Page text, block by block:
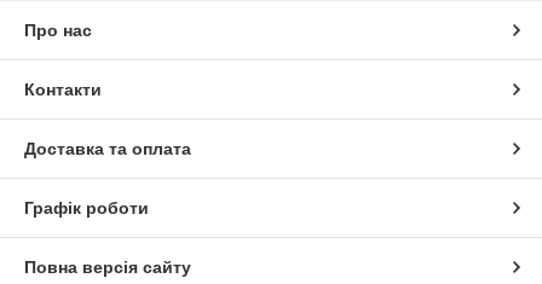
Про нас
Контакти
Доставка та оплата
Графік роботи
Повна версія сайту